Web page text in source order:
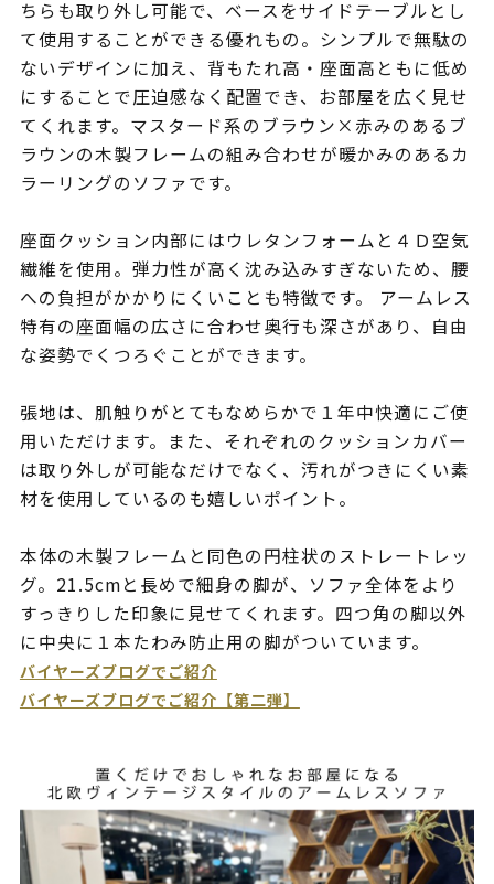
ちらも取り外し可能で、ベースをサイドテーブルとし
て使用することができる優れもの。シンプルで無駄の
ないデザインに加え、背もたれ高・座面高ともに低め
にすることで圧迫感なく配置でき、お部屋を広く見せ
てくれます。マスタード系のブラウン×赤みのあるブ
ラウンの木製フレームの組み合わせが暖かみのあるカ
ラーリングのソファです。
座面クッション内部にはウレタンフォームと４Ｄ空気
繊維を使用。弾力性が高く沈み込みすぎないため、腰
への負担がかかりにくいことも特徴です。 アームレス
特有の座面幅の広さに合わせ奥行も深さがあり、自由
な姿勢でくつろぐことができます。
張地は、肌触りがとてもなめらかで１年中快適にご使
用いただけます。また、それぞれのクッションカバー
は取り外しが可能なだけでなく、汚れがつきにくい素
材を使用しているのも嬉しいポイント。
本体の木製フレームと同色の円柱状のストレートレッ
グ。21.5cmと長めで細身の脚が、ソファ全体をより
すっきりした印象に見せてくれます。四つ角の脚以外
に中央に１本たわみ防止用の脚がついています。
バイヤーズブログでご紹介
バイヤーズブログでご紹介【第二弾】